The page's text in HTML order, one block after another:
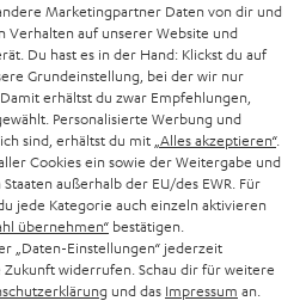
C4530S – Weiß
Denon AVC-X3700H
2,5 m Subwoofer-Kabel
Marketingpartner Daten von dir und
Verhalten auf unserer Website und
Du hast es in der Hand: Klickst du auf
Grundeinstellung, bei der wir nur
erhältst du zwar Empfehlungen,
Personalisierte Werbung und
sind, erhältst du mit „Alles akzeptieren“.
Cookies ein sowie der Weitergabe und
außerhalb der EU/des EWR. Für
jede Kategorie auch einzeln aktivieren
übernehmen“ bestätigen.
„Daten-Einstellungen“ jederzeit
widerrufen. Schau dir für weitere
und das Impressum an.